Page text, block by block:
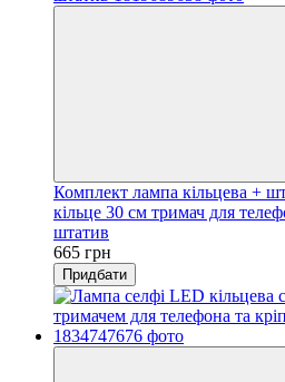
Комплект лампа кільцева +
кільце 30 см тримач для
штатив
665 грн
Придбати